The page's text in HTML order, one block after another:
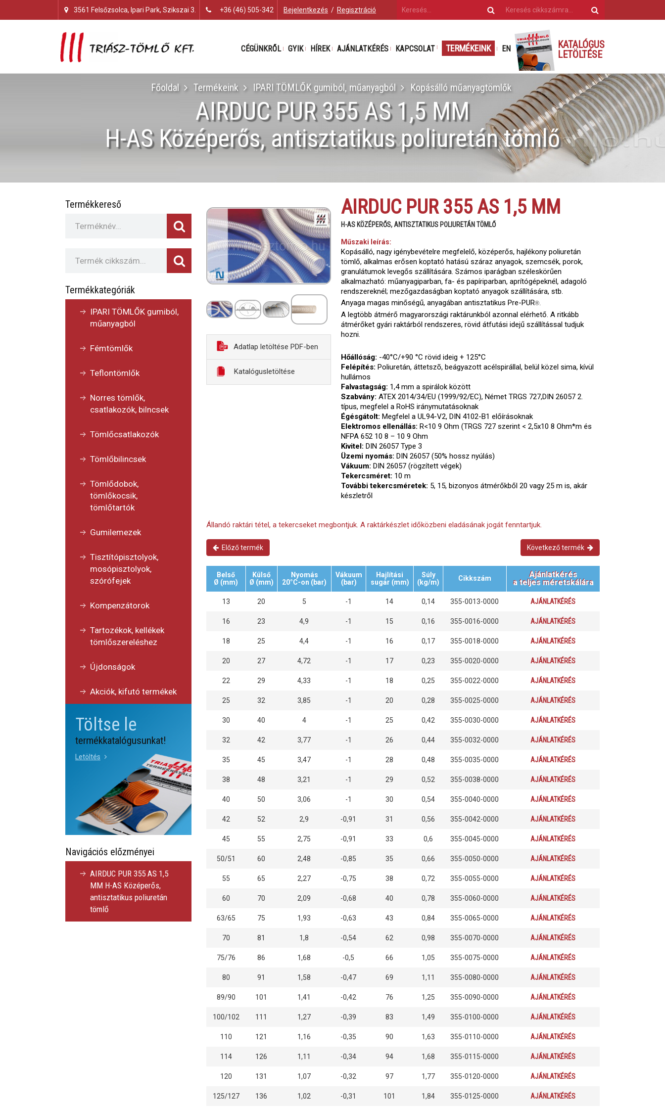
3561 Felsőzsolca, Ipari Park, Szikszai 3. +36 (46) 505-342 Bejelentkezés / Regisztráció
CÉGÜNKRŐL GYIK HÍREK AJÁNLATKÉRÉS KAPCSOLAT TERMÉKEINK EN
KATALÓGUS
LETÖLTÉSE
Főoldal Termékeink IPARI TÖMLŐK gumiból, műanyagból Kopásálló műanyagtömlők
AIRDUC PUR 355 AS 1,5 MM
H-AS Középerős, antisztatikus poliuretán tömlő
Termékkereső
Termékkategóriák
IPARI TÖMLŐK gumiból,
műanyagból
Fémtömlők
Teflontömlők
Norres tömlők,
csatlakozók, bilncsek
Tömlőcsatlakozók
Tömlőbilincsek
Tömlődobok,
tömlőkocsik,
tömlőtartók
Gumilemezek
Tisztítópisztolyok,
mosópisztolyok,
szórófejek
Kompenzátorok
Tartozékok, kellékek
tömlőszereléshez
Újdonságok
Akciók, kifutó termékek
Töltse le
termékkatalógusunkat!
Letöltés
Navigációs előzményei
AIRDUC PUR 355 AS 1,5
MM H-AS Középerős,
antisztatikus poliuretán
tömlő
Adatlap letöltése PDF-ben
Katalógusletöltése
AIRDUC PUR 355 AS 1,5 MM
H-AS KÖZÉPERŐS, ANTISZTATIKUS POLIURETÁN TÖMLŐ
Műszaki leírás:
Kopásálló, nagy igénybevételre megfelelő, középerős, hajlékony poliuretán
tömlő, alkalmas erősen koptató hatású száraz anyagok, szemcsék, porok,
granulátumok levegős szállítására. Számos iparágban széleskörűen
alkalmazható: műanyagiparban, fa- és papíriparban, aprítógépeknél, adagoló
rendszereknél; mezőgazdaságban koptató anyagok szállítására, stb.
Anyaga magas minőségű, anyagában antisztatikus Pre-PUR®.
A legtöbb átmérő magyarországi raktárunkból azonnal elérhető. A ritkább
átmérőket gyári raktárból rendszeres, rövid átfutási idejű szállítással tudjuk
hozni.
Hőállóság: -40°C/+90 °C rövid ideig + 125°C
Felépítés: Poliuretán, áttetszõ, beágyazott acélspirállal, belül közel sima, kívül
hullámos
Falvastagság: 1,4 mm a spirálok között
Szabvány: ATEX 2014/34/EU (1999/92/EC), Német TRGS 727,DIN 26057 2.
típus, megfelel a RoHS iránymutatásoknak
Égésgátolt: Megfelel a UL94-V2, DIN 4102-B1 előírásoknak
Elektromos ellenállás: R<10 9 Ohm (TRGS 727 szerint < 2,5x10 8 Ohm*m és
NFPA 652 10 8 – 10 9 Ohm
Kivitel: DIN 26057 Type 3
Üzemi nyomás: DIN 26057 (50% hossz nyúlás)
Vákuum: DIN 26057 (rögzített végek)
Tekercsméret: 10 m
További tekercsméretek: 5, 15, bizonyos átmérőkből 20 vagy 25 m is, akár
készletről
Állandó raktári tétel, a tekercseket megbontjuk. A raktárkészlet időközbeni eladásának jogát fenntartjuk.
Előző termék Következő termék
Belső
Ø (mm)
Külső
Ø (mm)
Nyomás
20°C-on (bar)
Vákuum
(bar)
Hajlítási
sugár (mm)
Súly
(kg/m)
Cikkszám
Ajánlatkérés
a teljes méretskálára
13 20 5 -1 14 0,14 355-0013-0000 AJÁNLATKÉRÉS
16 23 4,9 -1 15 0,16 355-0016-0000 AJÁNLATKÉRÉS
18 25 4,4 -1 16 0,17 355-0018-0000 AJÁNLATKÉRÉS
20 27 4,72 -1 17 0,23 355-0020-0000 AJÁNLATKÉRÉS
22 29 4,33 -1 18 0,25 355-0022-0000 AJÁNLATKÉRÉS
25 32 3,85 -1 20 0,28 355-0025-0000 AJÁNLATKÉRÉS
30 40 4 -1 25 0,42 355-0030-0000 AJÁNLATKÉRÉS
32 42 3,77 -1 26 0,44 355-0032-0000 AJÁNLATKÉRÉS
35 45 3,47 -1 28 0,48 355-0035-0000 AJÁNLATKÉRÉS
38 48 3,21 -1 29 0,52 355-0038-0000 AJÁNLATKÉRÉS
40 50 3,06 -1 30 0,54 355-0040-0000 AJÁNLATKÉRÉS
42 52 2,9 -0,91 31 0,56 355-0042-0000 AJÁNLATKÉRÉS
45 55 2,75 -0,91 33 0,6 355-0045-0000 AJÁNLATKÉRÉS
50/51 60 2,48 -0,85 35 0,66 355-0050-0000 AJÁNLATKÉRÉS
55 65 2,27 -0,75 38 0,72 355-0055-0000 AJÁNLATKÉRÉS
60 70 2,09 -0,68 40 0,78 355-0060-0000 AJÁNLATKÉRÉS
63/65 75 1,93 -0,63 43 0,84 355-0065-0000 AJÁNLATKÉRÉS
70 81 1,8 -0,54 62 0,98 355-0070-0000 AJÁNLATKÉRÉS
75/76 86 1,68 -0,5 66 1,05 355-0075-0000 AJÁNLATKÉRÉS
80 91 1,58 -0,47 69 1,11 355-0080-0000 AJÁNLATKÉRÉS
89/90 101 1,41 -0,42 76 1,25 355-0090-0000 AJÁNLATKÉRÉS
100/102 111 1,27 -0,39 83 1,49 355-0100-0000 AJÁNLATKÉRÉS
110 121 1,16 -0,35 90 1,63 355-0110-0000 AJÁNLATKÉRÉS
114 126 1,11 -0,34 94 1,68 355-0115-0000 AJÁNLATKÉRÉS
120 131 1,07 -0,32 97 1,77 355-0120-0000 AJÁNLATKÉRÉS
125/127 136 1,02 -0,31 101 1,84 355-0125-0000 AJÁNLATKÉRÉS